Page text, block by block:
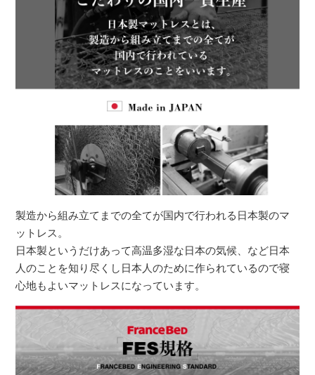
製造から組み立てまでの全てが国内で行われる日本製のマ
ットレス。
日本製というだけあって高温多湿な日本の気候、など日本
人のことを知り尽くし日本人のために作られているので寝
心地もよいマットレスになっています。